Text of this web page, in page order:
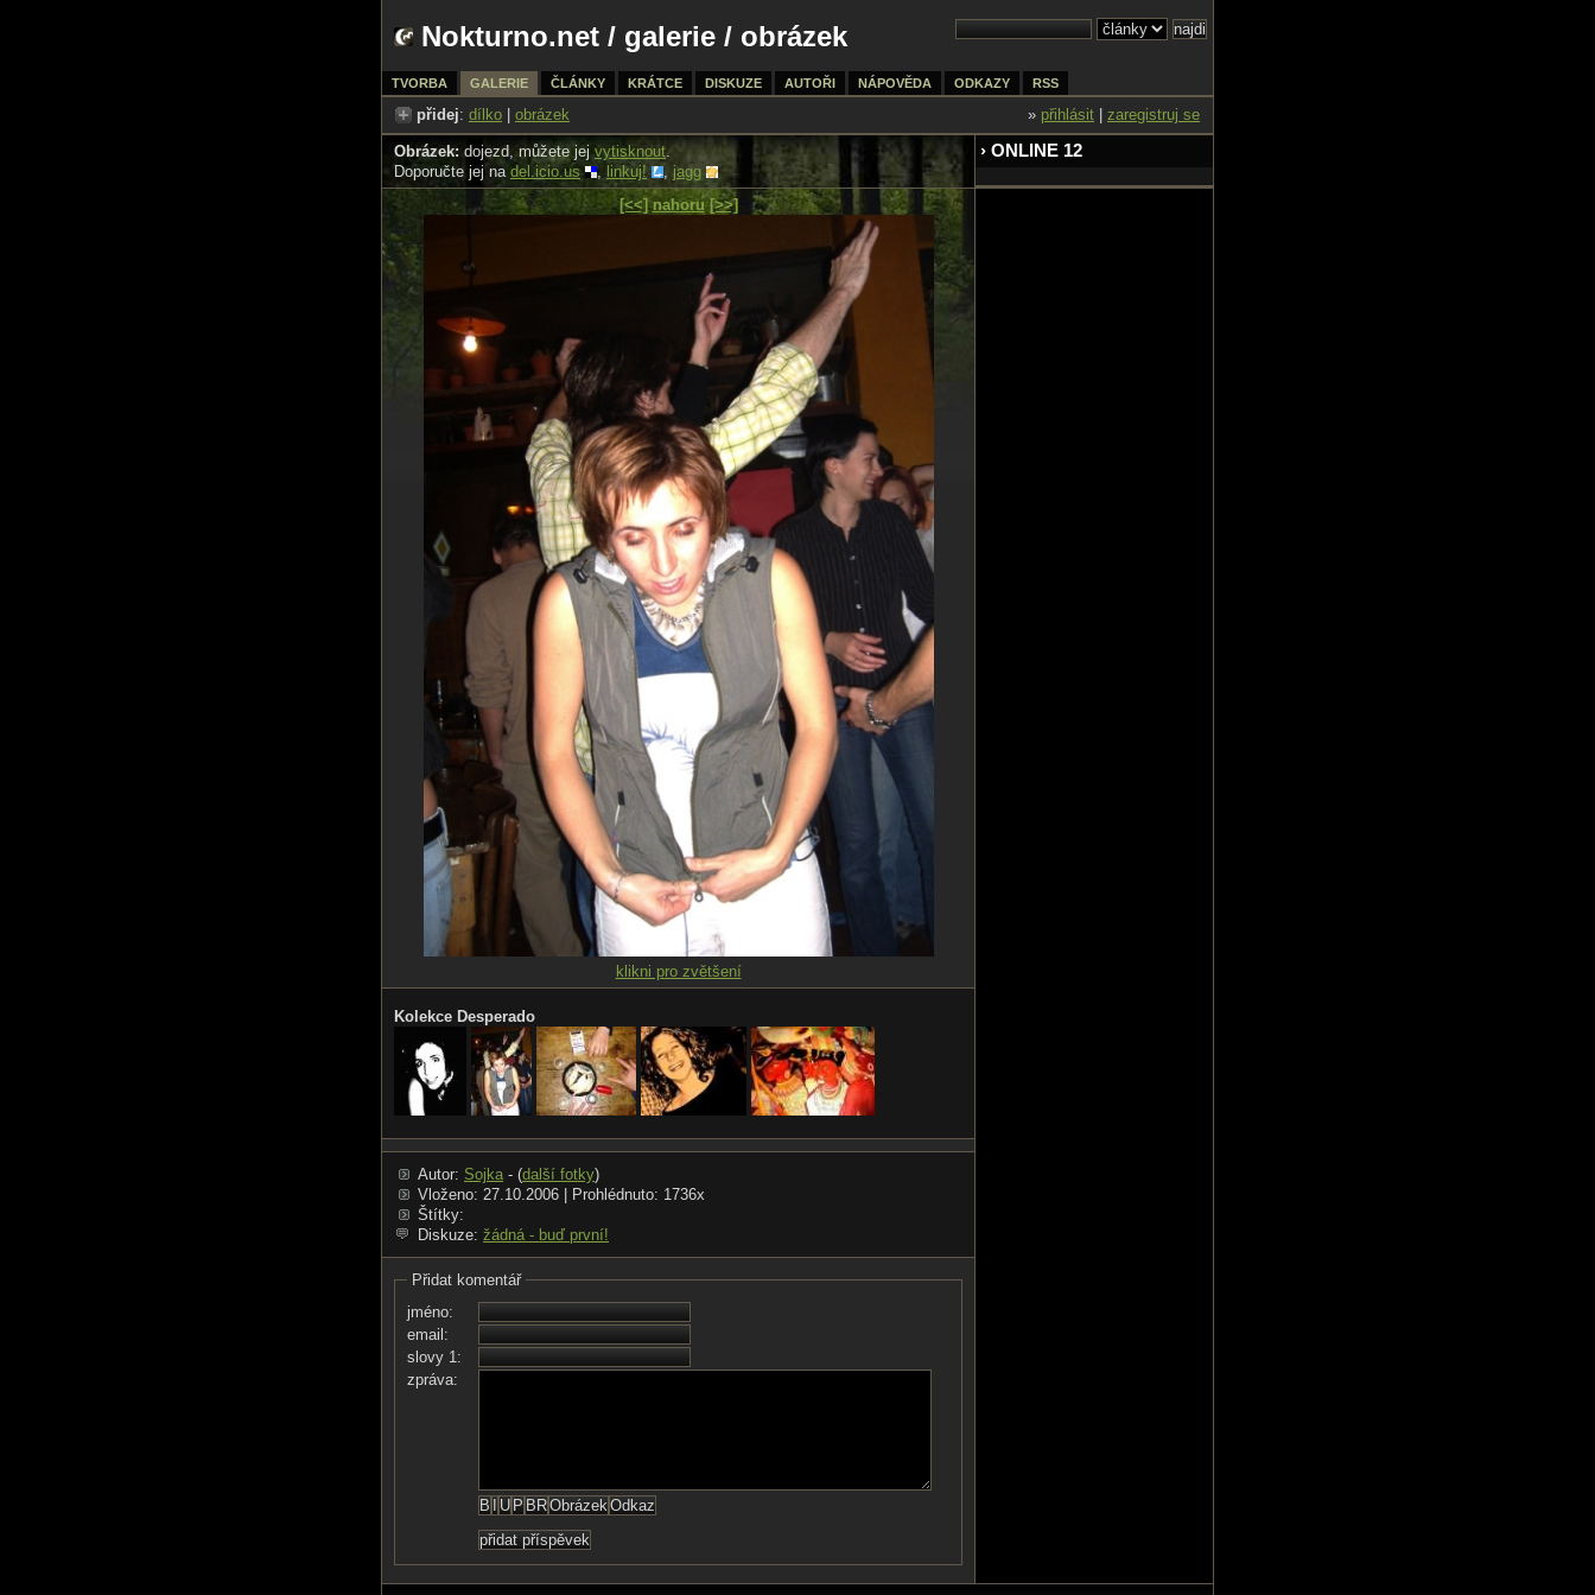
Nokturno.net / galerie / obrázek
TVORBA GALERIE ČLÁNKY KRÁTCE DISKUZE AUTOŘI NÁPOVĚDA ODKAZY RSS
přidej: dílko obrázek » přihlásit zaregistruj se
Obrázek: dojezd, můžete jejvytisknout.
Doporučte jej na del.icio.us , linkuj! , jagg
[<<] nahoru [>>]
klikni pro zvětšení
Kolekce Desperado
Autor: Sojka - (další fotky)
Vloženo: 27.10.2006 | Prohlédnuto: 1736x
Štítky:
Diskuze: žádná - buď první!
Přidat komentář
jméno:
email:
slovy 1:
zpráva:
› ONLINE 12